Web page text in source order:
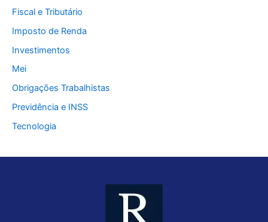
Fiscal e Tributário
Imposto de Renda
Investimentos
Mei
Obrigações Trabalhistas
Previdência e INSS
Tecnologia